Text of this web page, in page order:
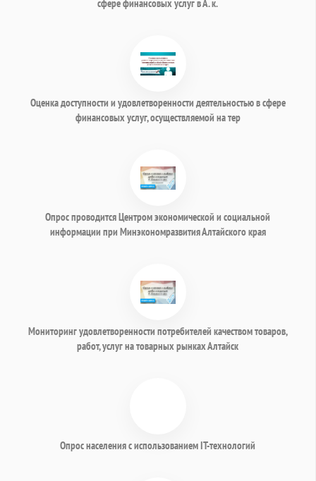
сфере финансовых услуг в А. к.
Оценка доступности и удовлетворенности деятельностью в сфере
финансовых услуг, осуществляемой на тер
Опрос проводится Центром экономической и социальной
информации при Минэкономразвития Алтайского края
Мониторинг удовлетворенности потребителей качеством товаров,
работ, услуг на товарных рынках Алтайск
Опрос населения с использованием IT-технологий